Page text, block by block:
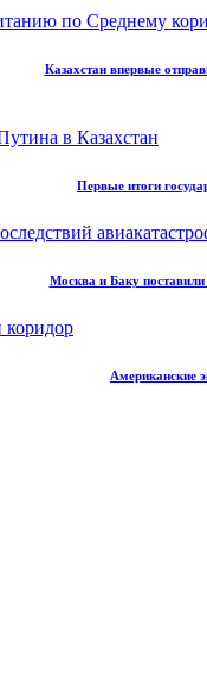
Казахстан впервые
Первые итоги
Москва и Баку поставили
Американские